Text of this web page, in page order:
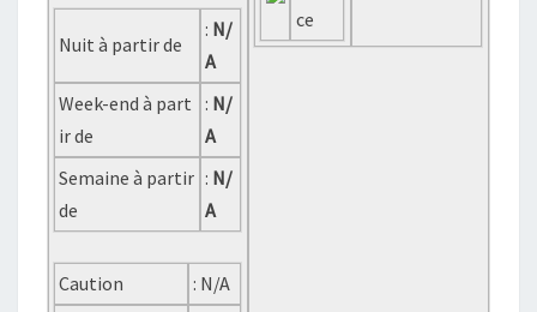
Nuit à partir de
: N/
A
Week-end à part
ir de
: N/
A
Semaine à partir
de
: N/
A
Caution
: N/A
ce